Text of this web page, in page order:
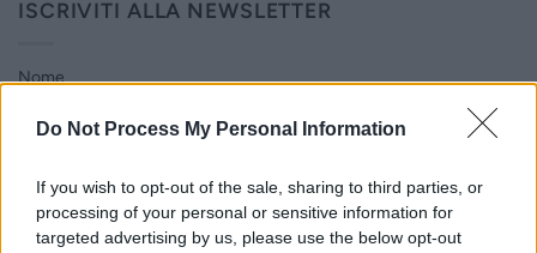
Do Not Process My Personal Information
If you wish to opt-out of the sale, sharing to third parties, or
processing of your personal or sensitive information for
targeted advertising by us, please use the below opt-out
ISCRIVITI ALLA NEWSLETTER
Nome